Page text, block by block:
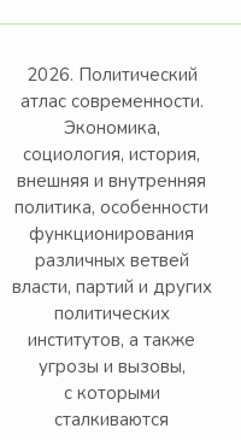
2026. Политический
атлас современности.
Экономика,
социология, история,
внешняя и внутренняя
политика, особенности
функционирования
различных ветвей
власти, партий и других
политических
институтов, а также
угрозы и вызовы,
с которыми
сталкиваются